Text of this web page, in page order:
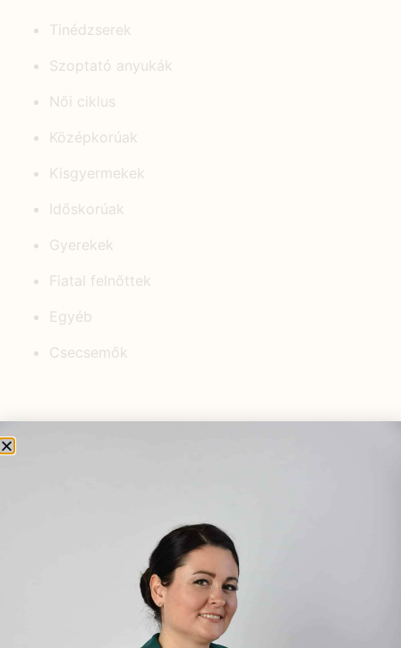
Tinédzserek
Szoptató anyukák
Női ciklus
Középkorúak
Kisgyermekek
Időskorúak
Gyerekek
Fiatal felnőttek
Egyéb
Csecsemők
Hogyan segíthetnek a
gyógynövények az autoimmun
eredetű női hormonális zavarok
kezelésében?
2026.01.05.